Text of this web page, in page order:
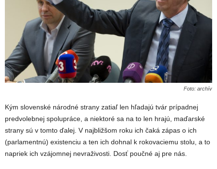
Foto: archív
Kým slovenské národné strany zatiaľ len hľadajú tvár prípadnej
predvolebnej spolupráce, a niektoré sa na to len hrajú, maďarské
strany sú v tomto ďalej. V najbližšom roku ich čaká zápas o ich
(parlamentnú) existenciu a ten ich dohnal k rokovaciemu stolu, a to
napriek ich vzájomnej nevraživosti. Dosť poučné aj pre nás.